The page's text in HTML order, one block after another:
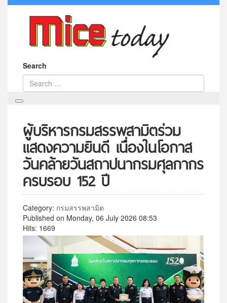
Search
ผู้บริหารกรมสรรพสามิตร่วม
แสดงความยินดี เนื่องในโอกาส
วันคล้ายวันสถาปนากรมศุลกากร
ครบรอบ 152 ปี
Category: กรมสรรพสามิต
Published on Monday, 06 July 2026 08:53
Hits: 1669